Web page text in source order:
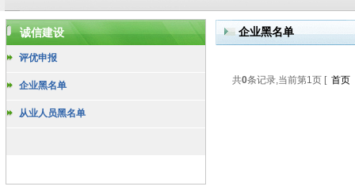
诚信建设
评优申报
企业黑名单
从业人员黑名单
企业黑名单
共0条记录,当前第1页 [ 首页